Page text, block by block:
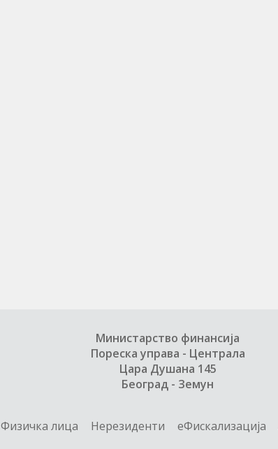
Министарство финансија
Пореска управа - Централа
Цара Душана 145
Београд - Земун
Физичка лица Нерезиденти еФискализација